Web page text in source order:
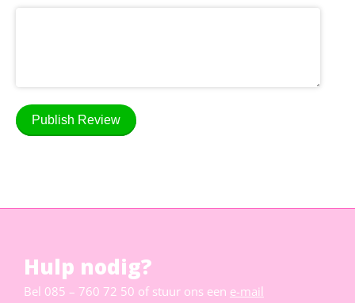
Publish Review
Hulp nodig?
Bel 085 – 760 72 50 of stuur ons een e-mail